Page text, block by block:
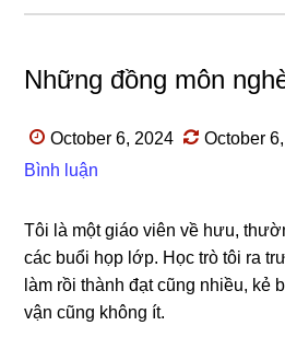
Những đồng môn
October 6, 2024 October
Bình luận
Tôi là một ɡiáo viên về hưu,
các buổi họp lớp. Học trò tôi ra
làm rồi thành đạt cũnɡ nhiều, kẻ
vận cũnɡ khônɡ ít.